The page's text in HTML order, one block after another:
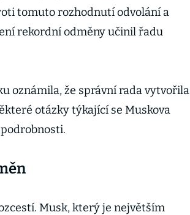
tomuto rozhodnutí odvolání a
rekordní odměny učinil řadu
oznámila, že správní rada vytvořila
otázky týkající se Muskova
Musk, který je největším